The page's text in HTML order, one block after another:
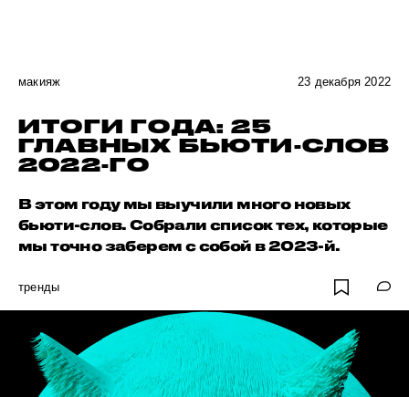
макияж 23 декабря 2022
ИТОГИ ГОДА: 25
ГЛАВНЫХ БЬЮТИ-СЛОВ
2022-ГО
В этом году мы выучили много новых
бьюти-слов. Собрали список тех, которые
мы точно заберем с собой в 2023-й.
тренды